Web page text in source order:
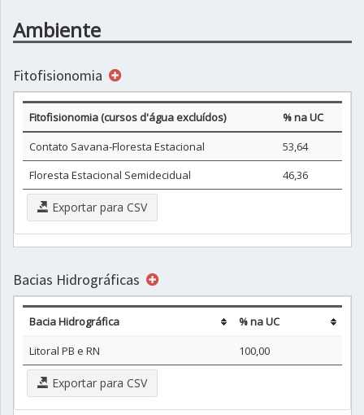
Ambiente
Fitofisionomia
Fitofisionomia (cursos d'água excluídos)
% na UC
Contato Savana-Floresta Estacional
53,64
Floresta Estacional Semidecidual
46,36
Exportar para CSV
Bacias Hidrográficas
Bacia Hidrográfica
% na UC
Litoral PB e RN
100,00
Exportar para CSV